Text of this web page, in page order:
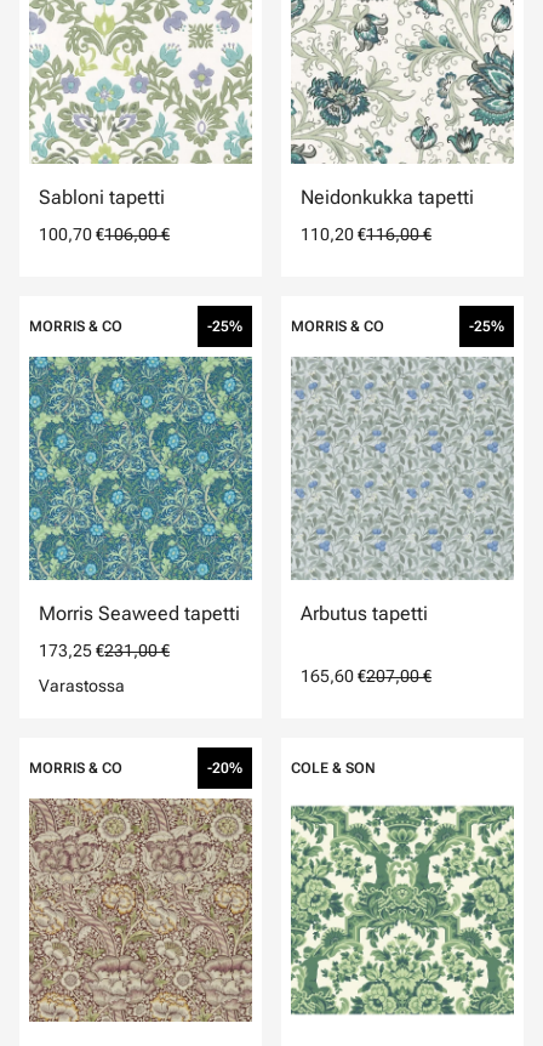
Sabloni tapetti
100,70 €106,00 €
Neidonkukka tapetti
110,20 €116,00 €
MORRIS & CO -25%
Morris Seaweed tapetti
173,25 €231,00 €
Varastossa
MORRIS & CO -25%
Arbutus tapetti
165,60 €207,00 €
MORRIS & CO -20% COLE & SON